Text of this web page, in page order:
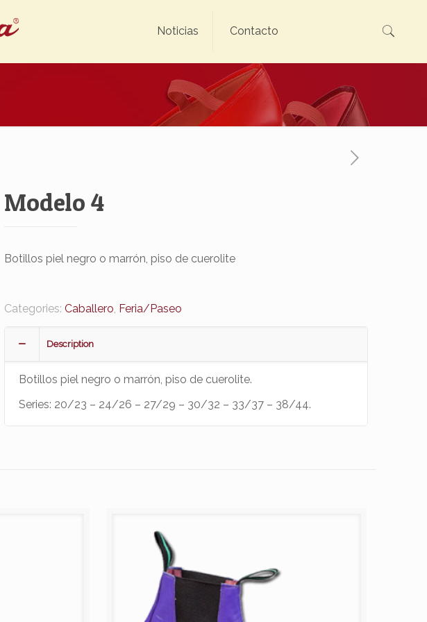
Noticias Contacto
Modelo 4
Botillos piel negro o marrón, piso de cuerolite
Categories:Caballero, Feria/Paseo
Description
Botillos piel negro o marrón, piso de cuerolite.
Series: 20/23 – 24/26 – 27/29 – 30/32 – 33/37 – 38/44.